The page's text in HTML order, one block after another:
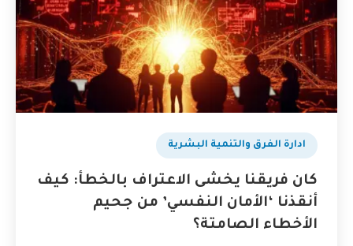
ادارة الفرق والتنمية البشرية
كان فريقنا يخشى الاعتراف بالخطأ: كيف
أنقذنا ‘الأمان النفسي’ من جحيم
الأخطاء الصامتة؟